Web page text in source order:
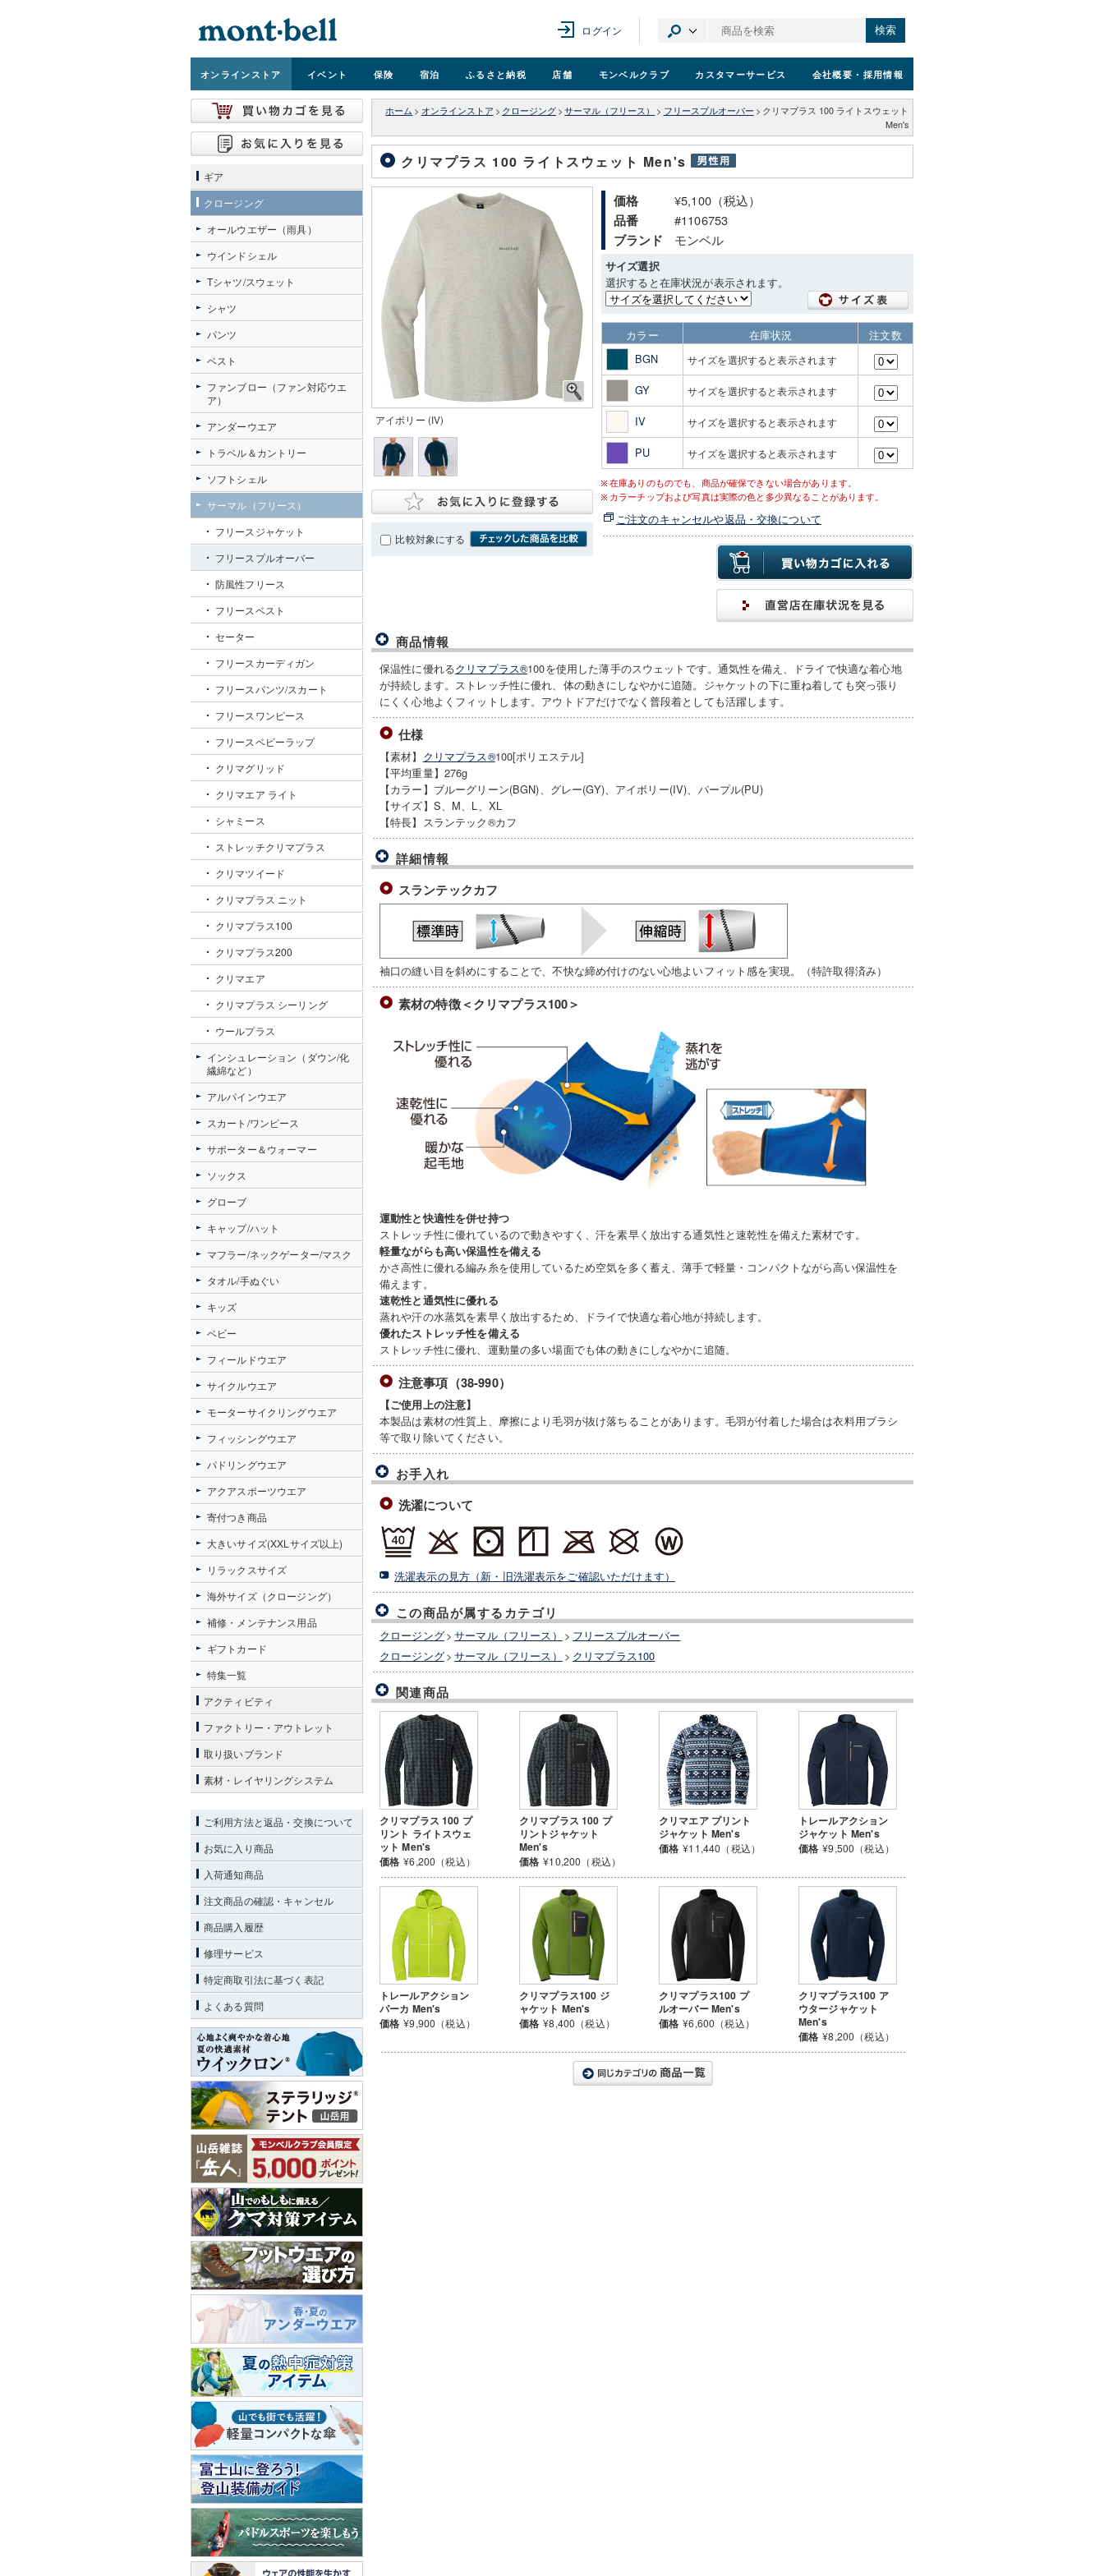
ログイン 検索
オンラインストア イベント 保険 宿泊 ふるさと納税 店舗 モンベルクラブ カスタマーサービス 会社概要 ・採用情報
ホーム > オンラインストア > クロージング > サーマル（フリース） > フリースプルオーバー > クリマプラス 100 ライトスウェット
Men's
クリマプラス 100 ライトスウェット Men's
アイボリー (IV)
比較対象にする
価格 ¥5,100（税込）
品番 #1106753
ブランド モンベル
サイズ選択
選択すると在庫状況が表示されます。
カラー 在庫状況
注文数
BGN
サイズを選択すると表示されます
GY サイズを選択すると表示されます
IV サイズを選択すると表示されます
PU サイズを選択すると表示されます
在庫ありのものでも、商品が確保できない場合があります。
カラーチップおよび写真は実際の色と多少異なることがあります。
ご注文のキャンセルや返品・交換について
商品情報
保温性に優れるクリマプラス®100を使用した薄手のスウェットです。通気性を備え、ドライで快適な着心地
が持続します。ストレッチ性に優れ、体の動きにしなやかに追随。ジャケットの下に重ね着しても突っ張り
にくく心地よくフィットします。アウトドアだけでなく普段着としても活躍します。
仕様
【素材】 クリマプラス®100[ポリエステル]
【平均重量】276g
【カラー】ブルーグリーン(BGN)、グレー(GY)、アイボリー(IV)、パープル(PU)
【サイズ】S、M、L、XL
【特長】スランテック®カフ
詳細情報
スランテックカフ
袖口の縫い目を斜めにすることで、不快な締め付けのない心地よいフィット感を実現。（特許取得済み）
素材の特徴＜クリマプラス100＞
運動性と快適性を併せ持つ
ストレッチ性に優れているので動きやすく、汗を素早く放出する通気性と速乾性を備えた素材です。
軽量ながらも高い保温性を備える
かさ高性に優れる編み糸を使用しているため空気を多く蓄え、薄手で軽量・コンパクトながら高い保温性を
備えます。
速乾性と通気性に優れる
蒸れや汗の水蒸気を素早く放出するため、ドライで快適な着心地が持続します。
優れたストレッチ性を備える
ストレッチ性に優れ、運動量の多い場面でも体の動きにしなやかに追随。
注意事項（38-990）
【ご使用上の注意】
本製品は素材の性質上、摩擦により毛羽が抜け落ちることがあります。毛羽が付着した場合は衣料用ブラシ
等で取り除いてください。
お手入れ
洗濯について
洗濯表示の見方（新・旧洗濯表示をご確認いただけます）
この商品が属するカテゴリ
クロージング> サーマル（フリース） > フリースプルオーバー
クロージング> サーマル（フリース） > クリマプラス100
関連商品
クリマプラス 100 プ
リント ライトスウェ
ット Men's
価格 ¥6,200（税込）
クリマプラス 100 プ
リントジャケット
Men's
価格 ¥10,200（税込）
クリマエア プリント
ジャケット Men's
価格 ¥11,440（税込）
トレールアクション
ジャケット Men's
価格 ¥9,500（税込）
トレールアクション
パーカ Men's
価格 ¥9,900（税込）
クリマプラス100 ジ
ャケット Men's
価格 ¥8,400（税込）
クリマプラス100 プ
ルオーバー Men's
価格 ¥6,600（税込）
クリマプラス100 ア
ウタージャケット
Men's
価格 ¥8,200（税込）
ギア
クロージング
オールウエザー（雨具）
ウインドシェル
Tシャツ/スウェット
シャツ
パンツ
ベスト
ファンブロー（ファン対応ウエ
ア）
アンダーウエア
トラベル＆カントリー
ソフトシェル
サーマル（フリース）
フリースジャケット
フリースプルオーバー
防風性フリース
フリースベスト
セーター
フリースカーディガン
フリースパンツ/スカート
フリースワンピース
フリースベビーラップ
クリマグリッド
クリマエア ライト
シャミース
ストレッチクリマプラス
クリマツイード
クリマプラス ニット
クリマプラス100
クリマプラス200
クリマエア
クリマプラス シーリング
ウールプラス
インシュレーション（ダウン/化
繊綿など）
アルパインウエア
スカート/ワンピース
サポーター＆ウォーマー
ソックス
グローブ
キャップ/ハット
マフラー/ネックゲーター/マスク
タオル/手ぬぐい
キッズ
ベビー
フィールドウエア
サイクルウエア
モーターサイクリングウエア
フィッシングウエア
パドリングウエア
アクアスポーツウエア
寄付つき商品
大きいサイズ(XXLサイズ以上)
リラックスサイズ
海外サイズ（クロージング）
補修・メンテナンス用品
ギフトカード
特集一覧
アクティビティ
ファクトリー・アウトレット
取り扱いブランド
素材・レイヤリングシステム
ご利用方法と返品・交換について
お気に入り商品
入荷通知商品
注文商品の確認・キャンセル
商品購入履歴
修理サービス
特定商取引法に基づく表記
よくある質問